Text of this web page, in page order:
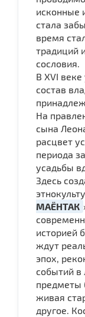
исконные
стала
время
традиций
сословия.
В XVI
состав
На
сына
расцвет
периода
усадьбы
Здесь
МАЁНТАК
историей
ждут
эпох,
событий в
предметы
живая
другое.